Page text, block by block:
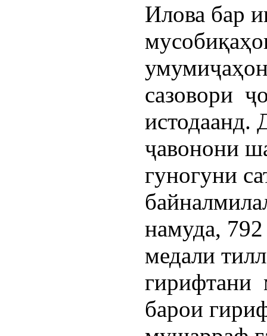
Илова бар
сазовори
истодаанд.
ҷавонони
гуногуни
намуда,
медали
гирифтани
барои